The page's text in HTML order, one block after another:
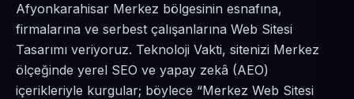
Afyonkarahisar Merkez bölgesinin esnafına,
firmalarına ve serbest çalışanlarına Web Sitesi
Tasarımı veriyoruz. Teknoloji Vakti, sitenizi Merkez
ölçeğinde yerel SEO ve yapay zekâ (AEO)
içerikleriyle kurgular; böylece “Merkez Web Sitesi